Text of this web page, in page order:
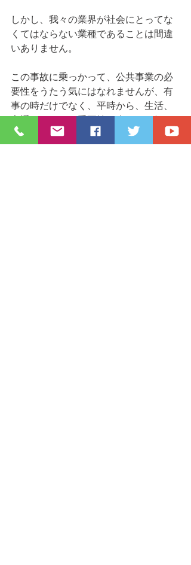
しかし、我々の業界が社会にとってな
くてはならない業種であることは間違
いありません。
この事故に乗っかって、公共事業の必
要性をうたう気にはなれませんが、有
事の時だけでなく、平時から、生活、
向けていただけたらと思います。